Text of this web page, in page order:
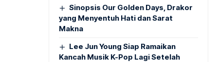
Sinopsis Our Golden Days, Drakor
yang Menyentuh Hati dan Sarat
Makna
Lee Jun Young Siap Ramaikan
Kancah Musik K-Pop Lagi Setelah